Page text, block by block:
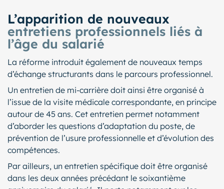
L’apparition de nouveaux
entretiens professionnels liés à
l’âge du salarié
La réforme introduit également de nouveaux temps
d’échange structurants dans le parcours professionnel.
Un entretien de mi-carrière doit ainsi être organisé à
l’issue de la visite médicale correspondante, en principe
autour de 45 ans. Cet entretien permet notamment
d’aborder les questions d’adaptation du poste, de
prévention de l’usure professionnelle et d’évolution des
compétences.
Par ailleurs, un entretien spécifique doit être organisé
dans les deux années précédant le soixantième